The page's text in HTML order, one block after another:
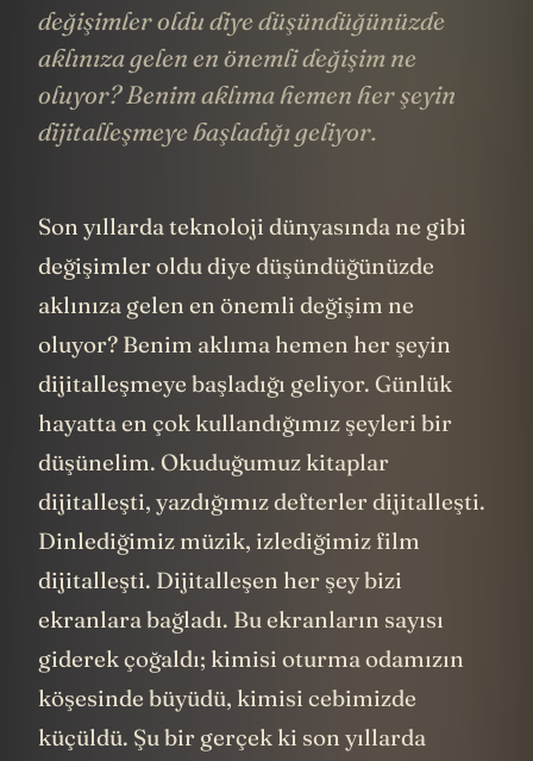
değişimler oldu diye düşündüğünüzde
aklınıza gelen en önemli değişim ne
oluyor? Benim aklıma hemen her şeyin
dijitalleşmeye başladığı geliyor.
Son yıllarda teknoloji dünyasında ne gibi
değişimler oldu diye düşündüğünüzde
aklınıza gelen en önemli değişim ne
oluyor? Benim aklıma hemen her şeyin
dijitalleşmeye başladığı geliyor. Günlük
hayatta en çok kullandığımız şeyleri bir
düşünelim. Okuduğumuz kitaplar
dijitalleşti, yazdığımız defterler dijitalleşti.
Dinlediğimiz müzik, izlediğimiz film
dijitalleşti. Dijitalleşen her şey bizi
ekranlara bağladı. Bu ekranların sayısı
giderek çoğaldı; kimisi oturma odamızın
köşesinde büyüdü, kimisi cebimizde
küçüldü. Şu bir gerçek ki son yıllarda